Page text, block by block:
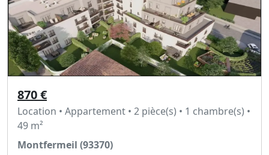
870 €
Location • Appartement • 2 pièce(s) • 1 chambre(s) •
49 m²
Montfermeil (93370)